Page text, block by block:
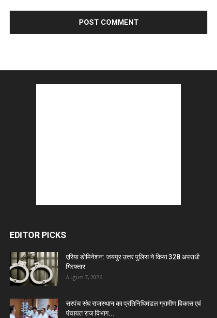
EDITOR PICKS
एरिया डोमिनेशन: जयपुर उत्तर पुलिस ने किया 328 अपराधी
गिरफ्तार
August 7, 2026
सरपंच संघ राजस्थान का प्रतिनिधिमंडल ग्रामीण विकास एवं
पंचायत राज विभाग...